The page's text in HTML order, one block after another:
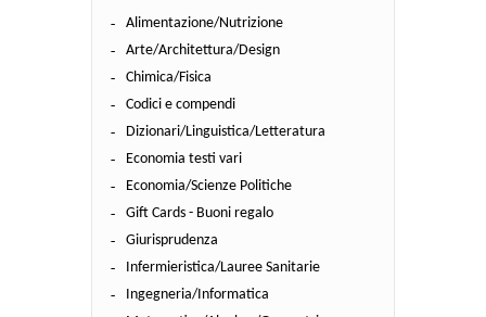
Alimentazione/Nutrizione
Arte/Architettura/Design
Chimica/Fisica
Codici e compendi
Dizionari/Linguistica/Letteratura
Economia testi vari
Economia/Scienze Politiche
Gift Cards - Buoni regalo
Giurisprudenza
Infermieristica/Lauree Sanitarie
Ingegneria/Informatica